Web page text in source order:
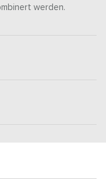
werden.